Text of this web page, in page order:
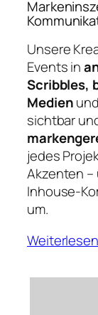
Unsere
Events in
Scribbles,
Medien
sichtbar
jedes
Akzenten –
Inhouse-
um.
Weiterlesen